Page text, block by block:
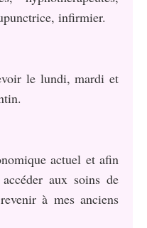
infirmier.
le lundi, mardi et
actuel et afin
aux soins de
à mes anciens